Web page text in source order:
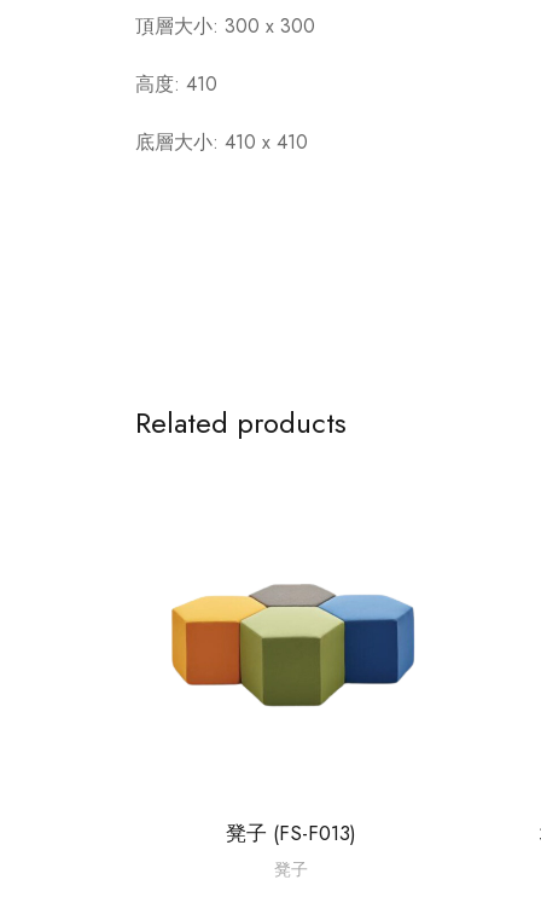
頂層大小: 300 x 300
高度: 410
底層大小: 410 x 410
Related products
凳子 (FS-F013)
凳子